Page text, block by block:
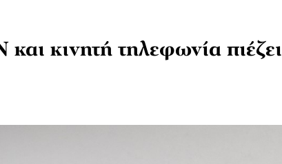
κινητή τηλεφωνία πιέζει